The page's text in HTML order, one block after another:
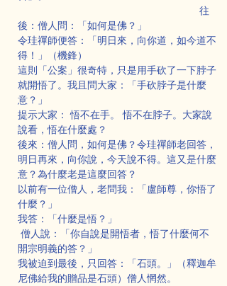
往
後：僧人問：「如何是佛？」
令珪禪師便答：「明日來，向你道，如今道不
得！」（機鋒）
這則「公案」很奇特，只是用手砍了一下脖子
就開悟了。我且問大家：「手砍脖子是什麼
意？」
提示大家： 悟不在手。 悟不在脖子。大家說
說看，悟在什麼處？
後來：僧人問，如何是佛？令珪禪師老回答，
明日再來，向你說，今天說不得。這又是什麼
意？為什麼老是這麼回答？
以前有一位僧人，老問我：「盧師尊，你悟了
什麼？」
我答：「什麼是悟？」
僧人說：「你自說是開悟者，悟了什麼何不
開宗明義的答？」
我被迫到最後，只回答：「石頭。」（釋迦牟
尼佛給我的贈品是石頭）僧人惘然。